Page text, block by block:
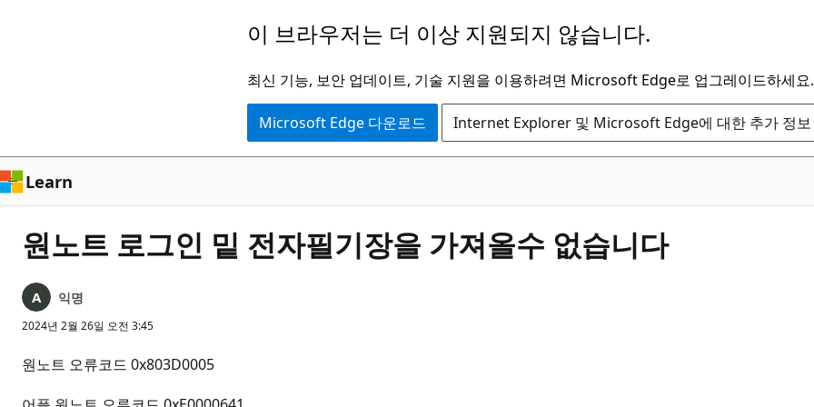
로
건
너
뛰
기
이 브라우저는 더 이상 지원되지 않습니다.
최신 기능, 보안 업데이트, 기술 지원을 이용하려면 Microsoft Edge로 업그레이드하세요.
Microsoft Edge 다운로드 Internet Explorer 및 Microsoft Edge에 대한 추가 정보
Learn
원노트 로그인 밑 전자필기장을 가져올수 없습니다
익명
2024년 2월 26일 오전 3:45
원노트 오류코드 0x803D0005